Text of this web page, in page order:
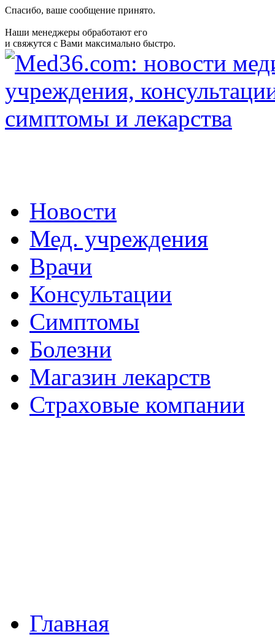
Спасибо, ваше сообщение принято.
Наши менеджеры обработают его
и свяжутся с Вами максимально быстро.
Новости
Мед. учреждения
Врачи
Консультации
Симптомы
Болезни
Магазин лекарств
Страховые компании
Главная